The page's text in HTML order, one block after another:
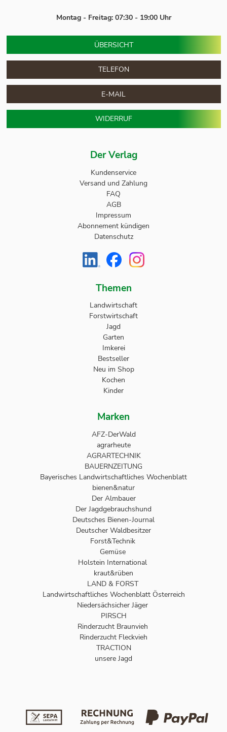
Der Verlag
Kundenservice
Versand und Zahlung
FAQ
AGB
Impressum
Abonnement kündigen
Datenschutz
Themen
Landwirtschaft
Forstwirtschaft
Jagd
Garten
Imkerei
Bestseller
Neu im Shop
Kochen
Kinder
Marken
AFZ-DerWald
agrarheute
AGRARTECHNIK
BAUERNZEITUNG
Bayerisches Landwirtschaftliches Wochenblatt
bienen&natur
Der Almbauer
Der Jagdgebrauchshund
Deutsches Bienen-Journal
Deutscher Waldbesitzer
Forst&Technik
Gemüse
Holstein International
kraut&rüben
LAND & FORST
Landwirtschaftliches Wochenblatt Österreich
Niedersächsicher Jäger
PIRSCH
Rinderzucht Braunvieh
Rinderzucht Fleckvieh
TRACTION
unsere Jagd
Montag - Freitag: 07:30 - 19:00 Uhr
ÜBERSICHT
TELEFON
E-MAIL
WIDERRUF